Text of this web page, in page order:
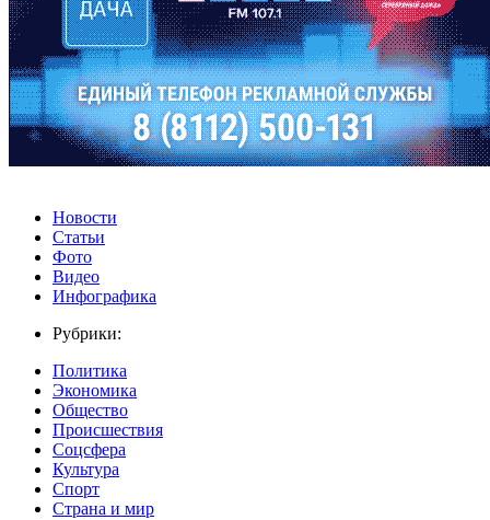
Новости
Статьи
Фото
Видео
Инфографика
Рубрики:
Политика
Экономика
Общество
Происшествия
Соцсфера
Культура
Спорт
Страна и мир